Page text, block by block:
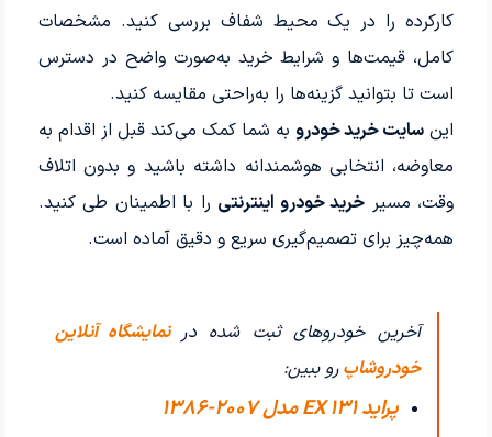
کارکرده را در یک محیط شفاف بررسی کنید. مشخصات
کامل، قیمت‌ها و شرایط خرید به‌صورت واضح در دسترس
است تا بتوانید گزینه‌ها را به‌راحتی مقایسه کنید.
این سایت خرید خودرو به شما کمک می‌کند قبل از اقدام به
معاوضه، انتخابی هوشمندانه داشته باشید و بدون اتلاف
وقت، مسیر خرید خودرو اینترنتی را با اطمینان طی کنید.
همه‌چیز برای تصمیم‌گیری سریع و دقیق آماده است.
آخرین خودروهای ثبت شده در نمایشگاه آنلاین
خودروشاپرو ببین:
پراید 131 EX مدل 2007-1386